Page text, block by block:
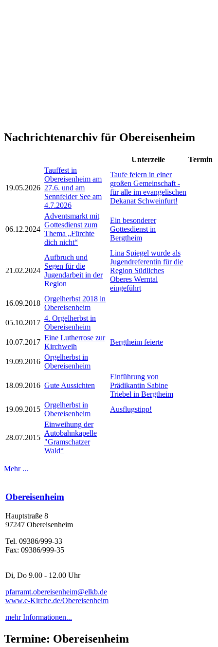
Nachrichtenarchiv für Obereisenheim
Unterzeile Termin
19.05.2026
Tauffest in
Obereisenheim am
27.6. und am
Sennfelder See am
4.7.2026
Taufe feiern in einer
großen Gemeinschaft -
für alle im evangelischen
Dekanat Schweinfurt!
06.12.2024
Adventsmarkt mit
Gottesdienst zum
Thema „Fürchte
dich nicht“
Ein besonderer
Gottesdienst in
Bergtheim
21.02.2024
Aufbruch und
Segen für die
Jugendarbeit in der
Region
Lina Spiegel wurde als
Jugendreferentin für die
Region Südliches
Oberes Werntal
eingeführt
16.09.2018
Orgelherbst 2018 in
Obereisenheim
05.10.2017
4. Orgelherbst in
Obereisenheim
10.07.2017
Eine Lutherrose zur
Kirchweih
Bergtheim feierte
19.09.2016
Orgelherbst in
Obereisenheim
18.09.2016 Gute Aussichten
Einführung von
Prädikantin Sabine
Triebel in Bergtheim
19.09.2015
Orgelherbst in
Obereisenheim
Ausflugstipp!
28.07.2015
Einweihung der
Autobahnkapelle
"Gramschatzer
Wald“
Mehr ...
Obereisenheim
Hauptstraße 8
97247 Obereisenheim
Tel. 09386/999-33
Fax: 09386/999-35
Di, Do 9.00 - 12.00 Uhr
pfarramt.obereisenheim@elkb.de
www.e-Kirche.de/Obereisenheim
mehr Informationen...
Termine: Obereisenheim